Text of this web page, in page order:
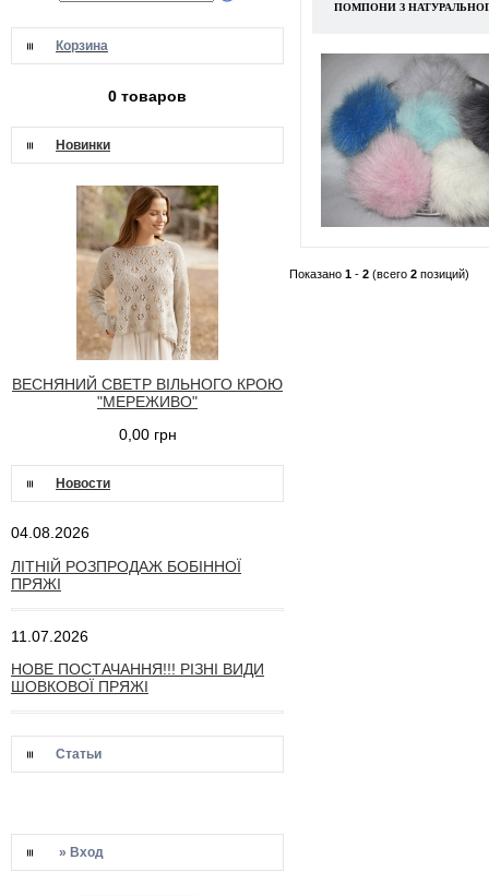
Корзина
0 товаров
Новинки
ВЕСНЯНИЙ СВЕТР ВІЛЬНОГО КРОЮ
"МЕРЕЖИВО"
0,00 грн
Новости
04.08.2026
ЛІТНІЙ РОЗПРОДАЖ БОБІННОЇ
ПРЯЖІ
11.07.2026
НОВЕ ПОСТАЧАННЯ!!! РІЗНІ ВИДИ
ШОВКОВОЇ ПРЯЖІ
Статьи
» Вход
ПОМПОНИ З
Показано 1 - 2 (всего 2 позиций)